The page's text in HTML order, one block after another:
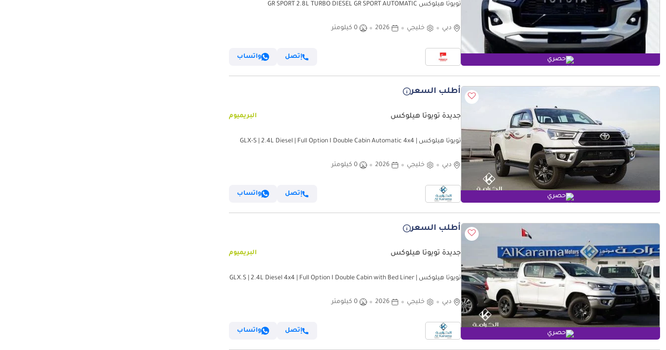
حصري
تويوتا هيلوكس GR SPORT 2.8L TURBO DIESEL GR SPORT AUTOMATIC
دبي خليجي 2026 0 كيلومتر
إتصل واتساب
حصري
أطلب السعر
جديدة تويوتا هيلوكس البريميوم
تويوتا هيلوكس GLX-S | 2.4L Diesel | Full Option I Double Cabin Automatic 4x4 |
دبي خليجي 2026 0 كيلومتر
إتصل واتساب
حصري
أطلب السعر
جديدة تويوتا هيلوكس البريميوم
تويوتا هيلوكس GLX.S | 2.4L Diesel 4x4 | Full Option I Double Cabin with Bed Liner |
دبي خليجي 2026 0 كيلومتر
إتصل واتساب